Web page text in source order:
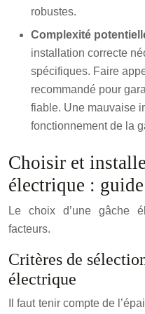
robustes.
Complexité
installation correcte
spécifiques. Faire
recommandé pour
fiable. Une mauvaise
fonctionnement de la
Choisir et
électrique :
Le choix d’une gâche
facteurs.
Critères de
électrique
Il faut tenir compte de